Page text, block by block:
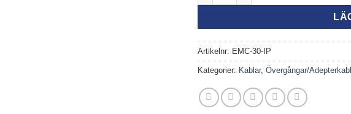
Artikelnr: EMC-30-IP
Kategorier: Kablar, Övergångar/